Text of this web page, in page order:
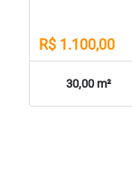
R$ 1.100,00
30,00 m²